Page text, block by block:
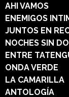
AHI VAMOS
ENEMIGOS
JUNTOS EN
NOCHES SIN
ENTRE
ONDA VERDE
LA CAMARILLA
ANTOLOGÍA